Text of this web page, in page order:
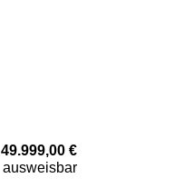
49.999,00 €
ausweisbar